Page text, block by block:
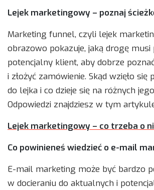
Lejek marketingowy – poznaj
Marketing funnel, czyli lejek
obrazowo pokazuje, jaką drogę musi
potencjalny klient, aby dobrze
i złożyć zamówienie. Skąd wzięło się
do lejka i co dzieje się na różnych
Odpowiedzi znajdziesz w tym
Lejek marketingowy – co trzeba o
Co powinieneś wiedzieć o e-mail
E-mail marketing może być bardzo
w docieraniu do aktualnych i